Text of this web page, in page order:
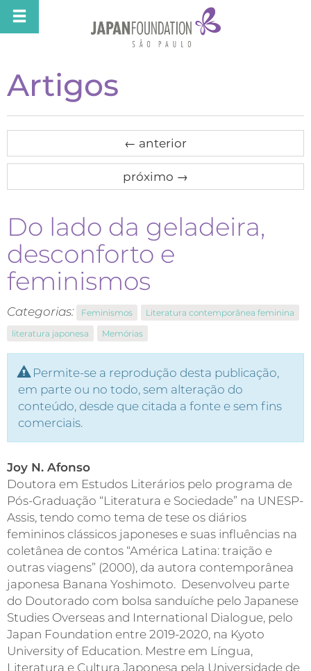
Artigos
← anterior
próximo →
Do lado da geladeira,
desconforto e
feminismos
Categorias: Feminismos
Literatura contemporânea feminina
literatura japonesa
Memórias
Permite-se a reprodução desta publicação,
em parte ou no todo, sem alteração do
conteúdo, desde que citada a fonte e sem fins
comerciais.
Joy N. Afonso
Doutora em Estudos Literários pelo programa de
Pós-Graduação “Literatura e Sociedade” na UNESP-
Assis, tendo como tema de tese os diários
femininos clássicos japoneses e suas influências na
coletânea de contos “América Latina: traição e
outras viagens” (2000), da autora contemporânea
japonesa Banana Yoshimoto. Desenvolveu parte
do Doutorado com bolsa sanduíche pelo Japanese
Studies Overseas and International Dialogue, pelo
Japan Foundation entre 2019-2020, na Kyoto
University of Education. Mestre em Língua,
Literatura e Cultura Japonesa pela Universidade de